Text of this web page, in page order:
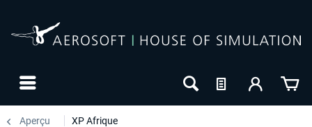
Aperçu XP Afrique